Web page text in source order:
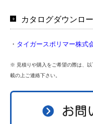
カタログダウンロ
・ タイガースポリマー株式
※ 見積りや購入をご希望の際は、
載の上ご連絡下さい。